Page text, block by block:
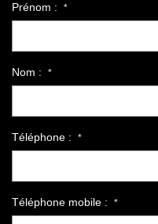
Prénom : *
Nom : *
Téléphone : *
Téléphone mobile : *